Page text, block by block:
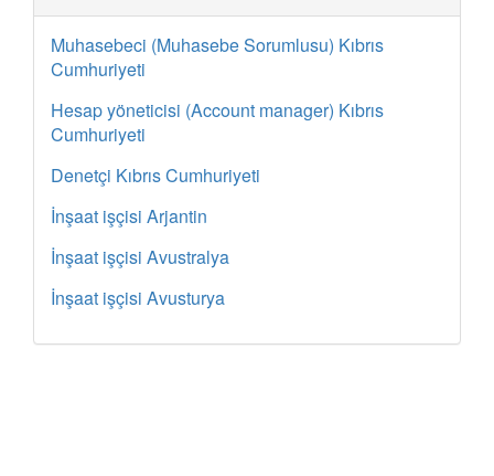
Muhasebeci (Muhasebe Sorumlusu) Kıbrıs
Cumhuriyeti
Hesap yöneticisi (Account manager) Kıbrıs
Cumhuriyeti
Denetçi Kıbrıs Cumhuriyeti
İnşaat işçisi Arjantin
İnşaat işçisi Avustralya
İnşaat işçisi Avusturya